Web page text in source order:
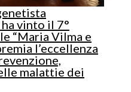
vinto il 7°
“Maria Vilma e
l’eccellenza
malattie dei